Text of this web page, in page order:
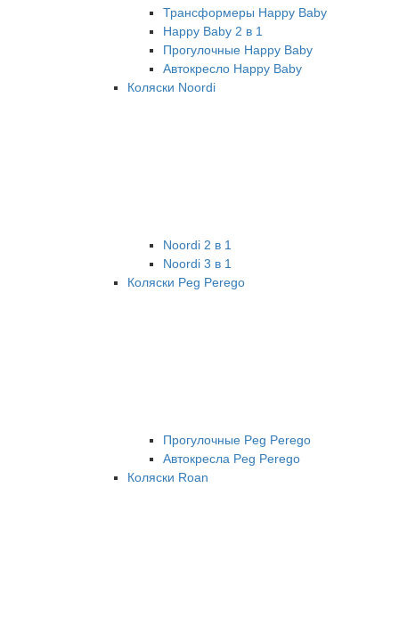
Трансформеры Happy Baby
Happy Baby 2 в 1
Прогулочные Happy Baby
Автокресло Happy Baby
Коляски Noordi
Noordi 2 в 1
Noordi 3 в 1
Коляски Peg Perego
Прогулочные Peg Perego
Автокресла Peg Perego
Коляски Roan